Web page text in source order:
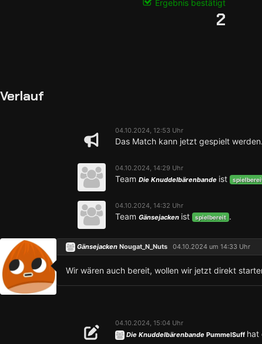
Ergebnis bestätigt
2
Verlauf
04.10.2024, 12:53 Uhr
Das Match kann jetzt gespielt werden.
04.10.2024, 14:29 Uhr
Team Die Knuddelbärenbande ist
04.10.2024, 14:32 Uhr
Team Gänsejacken ist spielbereit .
Gänsejacken Nougat_N_Nuts 04.10.2024 um 14:33 Uhr
Wir wären auch bereit, wollen wir jetzt direkt
04.10.2024, 15:04 Uhr
Die Knuddelbärenbande PummelSuff hat